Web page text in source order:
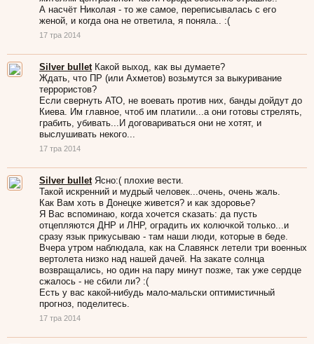
А насчёт Николая - то же самое, переписывалась с его
женой, и когда она не ответила, я поняла.. :(
17 тра 2014
Silver bullet Какой выход, как вы думаете?
Ждать, что ПР (или Ахметов) возьмутся за выкуривание
террористов?
Если свернуть АТО, не воевать против них, банды дойдут до
Киева. Им главное, чтоб им платили...а они готовы стрелять,
грабить, убивать...И договариваться они не хотят, и
выслушивать некого...
17 тра 2014
Silver bullet Ясно:( плохие вести.
Такой искренний и мудрый человек...очень, очень жаль.
Как Вам хоть в Донецке живется? и как здоровье?
Я Вас вспоминаю, когда хочется сказать: да пусть
отцепляются ДНР и ЛНР, оградить их колючкой только...и
сразу язык прикусываю - там наши люди, которые в беде.
Вчера утром наблюдала, как на Славянск летели три военных
вертолета низко над нашей дачей. На закате солнца
возвращались, но один на пару минут позже, так уже сердце
сжалось - не сбили ли? :(
Есть у вас какой-нибудь мало-мальски оптимистичный
прогноз, поделитесь.
17 тра 2014